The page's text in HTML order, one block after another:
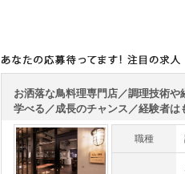
あなたの応募待ってます!注目の求人
お洒落な鳥料理専門店／調理技術や
学べる／成長のチャンス／経験者は
職種